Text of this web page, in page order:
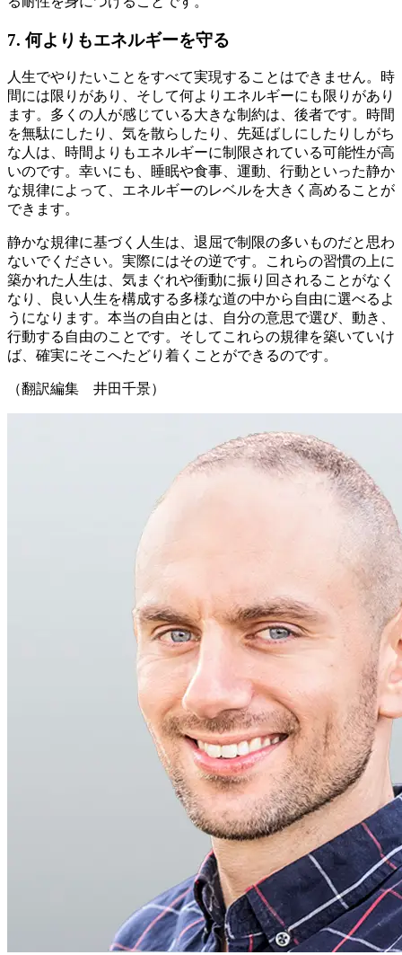
7. 何よりもエネルギーを守る
人生でやりたいことをすべて実現することはできません。時
間には限りがあり、そして何よりエネルギーにも限りがあり
ます。多くの人が感じている大きな制約は、後者です。時間
を無駄にしたり、気を散らしたり、先延ばしにしたりしがち
な人は、時間よりもエネルギーに制限されている可能性が高
いのです。幸いにも、睡眠や食事、運動、行動といった静か
な規律によって、エネルギーのレベルを大きく高めることが
できます。
静かな規律に基づく人生は、退屈で制限の多いものだと思わ
ないでください。実際にはその逆です。これらの習慣の上に
築かれた人生は、気まぐれや衝動に振り回されることがなく
なり、良い人生を構成する多様な道の中から自由に選べるよ
うになります。本当の自由とは、自分の意思で選び、動き、
行動する自由のことです。そしてこれらの規律を築いていけ
ば、確実にそこへたどり着くことができるのです。
（翻訳編集 井田千景）